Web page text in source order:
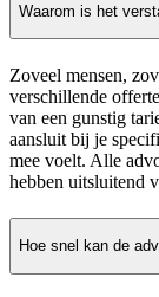
Waarom is het
Zoveel mensen,
verschillende
van een gunstig
aansluit bij je
mee voelt. Alle
hebben uitsluitend
Hoe snel kan de